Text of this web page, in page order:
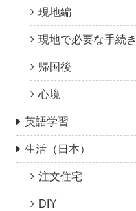
現地編
現地で必要な手続き
帰国後
心境
英語学習
生活（日本）
注文住宅
DIY